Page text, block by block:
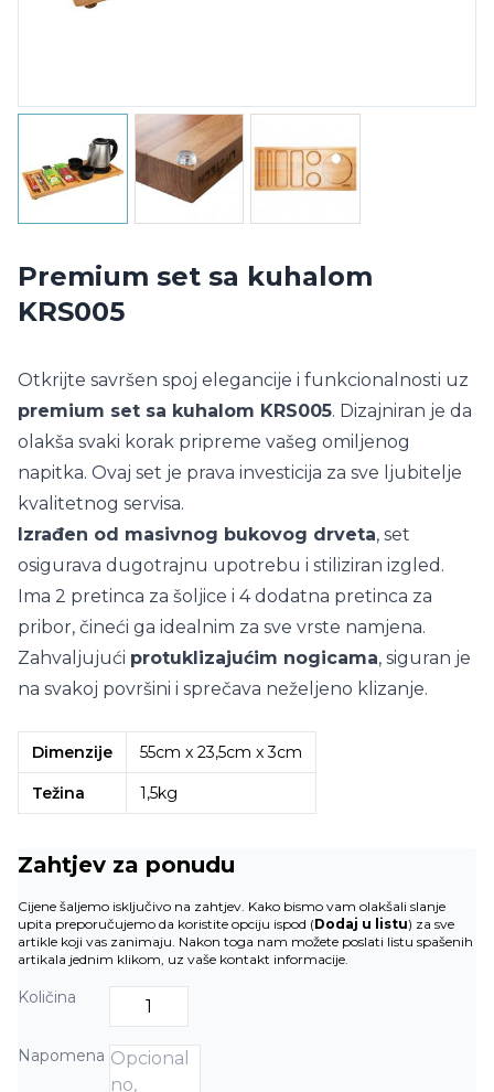
Premium set sa kuhalom
KRS005
Otkrijte savršen spoj elegancije i funkcionalnosti uz
premium set sa kuhalom KRS005. Dizajniran je da
olakša svaki korak pripreme vašeg omiljenog
napitka. Ovaj set je prava investicija za sve ljubitelje
kvalitetnog servisa.
Izrađen od masivnog bukovog drveta, set
osigurava dugotrajnu upotrebu i stiliziran izgled.
Ima 2 pretinca za šoljice i 4 dodatna pretinca za
pribor, čineći ga idealnim za sve vrste namjena.
Zahvaljujući protuklizajućim nogicama, siguran je
na svakoj površini i sprečava neželjeno klizanje.
Dimenzije 55cm x 23,5cm x 3cm
Težina 1,5kg
Zahtjev za ponudu
Cijene šaljemo isključivo na zahtjev. Kako bismo vam olakšali slanje
upita preporučujemo da koristite opciju ispod (Dodaj u listu) za sve
artikle koji vas zanimaju. Nakon toga nam možete poslati listu spašenih
artikala jednim klikom, uz vaše kontakt informacije.
Količina
Napomena